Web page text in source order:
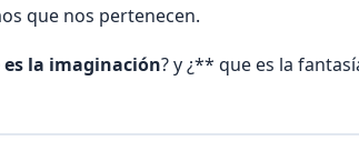
que nos pertenecen.
es la imaginación? y ¿** que es la